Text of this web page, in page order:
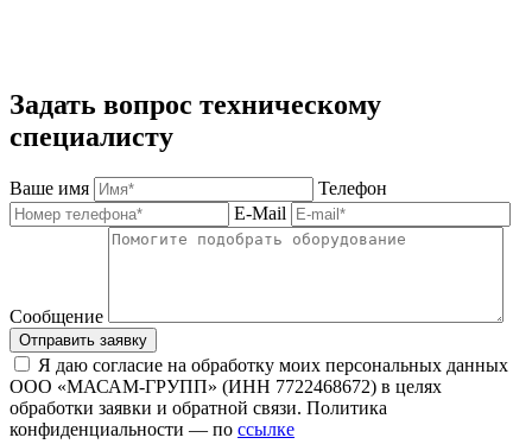
Задать вопрос техническому
специалисту
Ваше имя
Телефон
E-Mail
Сообщение
Отправить заявку
Я даю согласие на обработку моих персональных данных
ООО «МАСАМ-ГРУПП» (ИНН 7722468672) в целях
обработки заявки и обратной связи. Политика
конфиденциальности — по ссылке